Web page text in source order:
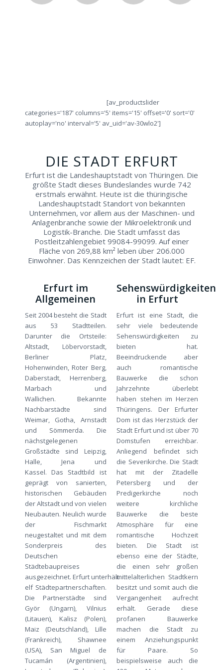
Erleben
Probieren
Lassen
[av_productslider
categories='187' columns='5' items='15' offset='0' sort='0'
autoplay='no' interval='5' av_uid='av-30wlo2']
DIE STADT ERFURT
Erfurt ist die Landeshauptstadt von Thüringen. Die
größte Stadt dieses Bundeslandes wurde 742
erstmals erwähnt. Heute ist die thüringische
Landeshauptstadt Standort von bekannten
Unternehmen, vor allem aus der Maschinen- und
Anlagenbranche sowie der Mikroelektronik und
Logistik-Branche. Die Stadt umfasst das
Postleitzahlengebiet 99084-99099. Auf einer
Fläche von 269,88 km² leben über 206.000
Einwohner. Das Kennzeichen der Stadt lautet: EF.
Erfurt im
Allgemeinen
Seit 2004 besteht die Stadt
aus 53 Stadtteilen.
Darunter die Ortsteile:
Altstadt, Löbervorstadt,
Berliner Platz,
Hohenwinden, Roter Berg,
Daberstadt, Herrenberg,
Marbach und
Wallichen. Bekannte
Nachbarstädte sind
Weimar, Gotha, Arnstadt
und Sömmerda. Die
nächstgelegenen
Großstädte sind Leipzig,
Halle, Jena und
Kassel. Das Stadtbild ist
geprägt von sanierten,
historischen Gebäuden
der Altstadt und von vielen
Neubauten. Neulich wurde
der Fischmarkt
neugestaltet und mit dem
Sonderpreis des
Deutschen
Städtebaupreises
ausgezeichnet. Erfurt unterhält
elf Städtepartnerschaften.
Die Partnerstädte sind
Györ (Ungarn), Vilnius
(Litauen), Kalisz (Polen),
Maiz (Deutschland), Lille
(Frankreich), Shawnee
(USA), San Miguel de
Tucamán (Argentinien),
Sehenswürdigkeiten
in Erfurt
Erfurt ist eine Stadt, die
sehr viele bedeutende
Sehenswürdigkeiten zu
bieten hat.
Beeindruckende aber
auch romantische
Bauwerke die schon
Jahrzehnte überlebt
haben stehen im Herzen
Thüringens. Der Erfurter
Dom ist das Herzstück der
Stadt Erfurt und ist über 70
Domstufen erreichbar.
Anliegend befindet sich
die Severikirche. Die Stadt
hat mit der Zitadelle
Petersberg und der
Predigerkirche noch
weitere kirchliche
Bauwerke die beste
Atmosphäre für eine
romantische Hochzeit
bieten. Die Stadt ist
ebenso eine der Städte,
die einen sehr großen
mittelalterlichen Stadtkern
besitzt und somit auch die
Vergangenheit aufrecht
erhält. Gerade diese
profanen Bauwerke
machen die Stadt zu
einem Anziehungspunkt
für Paare. So
beispielsweise auch die